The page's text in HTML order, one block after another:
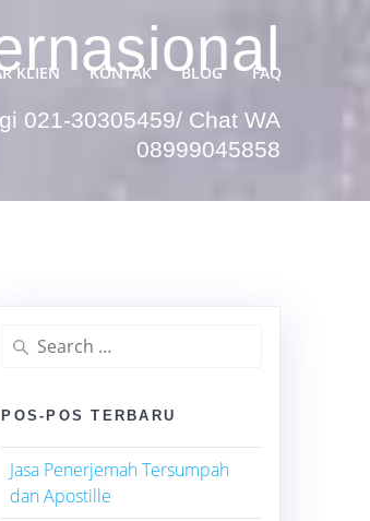
KLIEN KONTAK BLOG FAQ
021-30305459/ Chat WA
08999045858
Search
for:
POS-POS TERBARU
Jasa Penerjemah Tersumpah
dan Apostille